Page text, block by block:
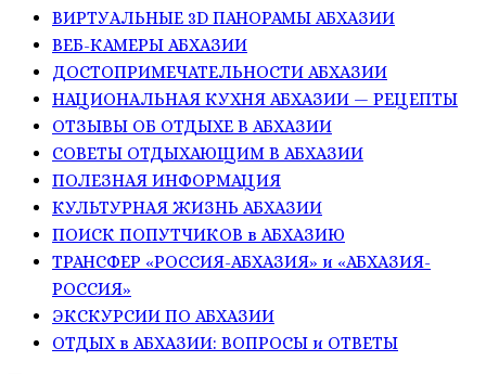
ВИРТУАЛЬНЫЕ 3D ПАНОРАМЫ АБХАЗИИ
ВЕБ-КАМЕРЫ АБХАЗИИ
ДОСТОПРИМЕЧАТЕЛЬНОСТИ АБХАЗИИ
НАЦИОНАЛЬНАЯ КУХНЯ АБХАЗИИ — РЕЦЕПТЫ
ОТЗЫВЫ ОБ ОТДЫХЕ В АБХАЗИИ
СОВЕТЫ ОТДЫХАЮЩИМ В АБХАЗИИ
ПОЛЕЗНАЯ ИНФОРМАЦИЯ
КУЛЬТУРНАЯ ЖИЗНЬ АБХАЗИИ
ПОИСК ПОПУТЧИКОВ в АБХАЗИЮ
ТРАНСФЕР «РОССИЯ-АБХАЗИЯ» и «АБХАЗИЯ-
РОССИЯ»
ЭКСКУРСИИ ПО АБХАЗИИ
ОТДЫХ в АБХАЗИИ: ВОПРОСЫ и ОТВЕТЫ